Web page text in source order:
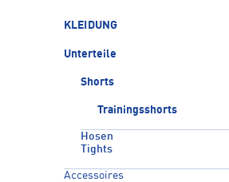
KLEIDUNG
Unterteile
Shorts
Trainingsshorts
Hosen
Tights
Accessoires